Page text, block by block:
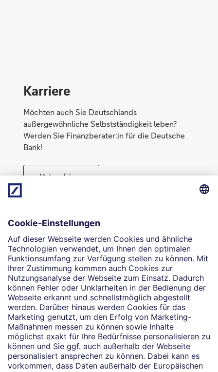
Direktabschluss möglich
Geld anlegen
Karriere
Möchten auch Sie Deutschlands
außergewöhnliche Selbstständigkeit leben?
Werden Sie Finanzberater:in für die Deutsche
Bank!
Mehr erfahren
Die selbstständigen Finanzberater:innen beraten in
Finanzgeschäften, die sie für die Deutsche Bank AG
vermitteln dürfen. Das Einverständnis zu den dabei
vermittelten Verträgen sowie in diesem
Zusammenhang erforderliche Erklärungen werden
stets rechtsverbindlich nur durch die Deutsche Bank
AG oder durch die mit ihr kooperierenden
Produktpartner gegeben.
Impressum